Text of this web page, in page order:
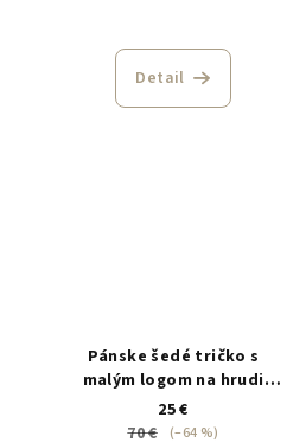
Detail
Pánske šedé tričko s
malým logom na hrudi
Aeronautica Militare
25 €
70 €
(–64 %)